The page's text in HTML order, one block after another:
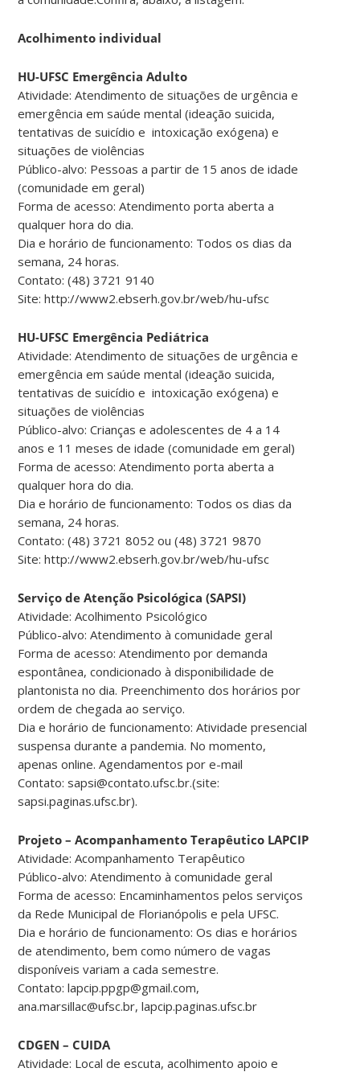
Acolhimento individual
HU-UFSC Emergência Adulto
Atividade: Atendimento de situações de urgência e
emergência em saúde mental (ideação suicida,
tentativas de suicídio e intoxicação exógena) e
situações de violências
Público-alvo: Pessoas a partir de 15 anos de idade
(comunidade em geral)
Forma de acesso: Atendimento porta aberta a
qualquer hora do dia.
Dia e horário de funcionamento: Todos os dias da
semana, 24 horas.
Contato: (48) 3721 9140
Site: http://www2.ebserh.gov.br/web/hu-ufsc
HU-UFSC Emergência Pediátrica
Atividade: Atendimento de situações de urgência e
emergência em saúde mental (ideação suicida,
tentativas de suicídio e intoxicação exógena) e
situações de violências
Público-alvo: Crianças e adolescentes de 4 a 14
anos e 11 meses de idade (comunidade em geral)
Forma de acesso: Atendimento porta aberta a
qualquer hora do dia.
Dia e horário de funcionamento: Todos os dias da
semana, 24 horas.
Contato: (48) 3721 8052 ou (48) 3721 9870
Site: http://www2.ebserh.gov.br/web/hu-ufsc
Serviço de Atenção Psicológica (SAPSI)
Atividade: Acolhimento Psicológico
Público-alvo: Atendimento à comunidade geral
Forma de acesso: Atendimento por demanda
espontânea, condicionado à disponibilidade de
plantonista no dia. Preenchimento dos horários por
ordem de chegada ao serviço.
Dia e horário de funcionamento: Atividade presencial
suspensa durante a pandemia. No momento,
apenas online. Agendamentos por e-mail
Contato: sapsi@contato.ufsc.br.(site:
sapsi.paginas.ufsc.br).
Projeto – Acompanhamento Terapêutico LAPCIP
Atividade: Acompanhamento Terapêutico
Público-alvo: Atendimento à comunidade geral
Forma de acesso: Encaminhamentos pelos serviços
da Rede Municipal de Florianópolis e pela UFSC.
Dia e horário de funcionamento: Os dias e horários
de atendimento, bem como número de vagas
disponíveis variam a cada semestre.
Contato: lapcip.ppgp@gmail.com,
ana.marsillac@ufsc.br, lapcip.paginas.ufsc.br
CDGEN – CUIDA
Atividade: Local de escuta, acolhimento apoio e